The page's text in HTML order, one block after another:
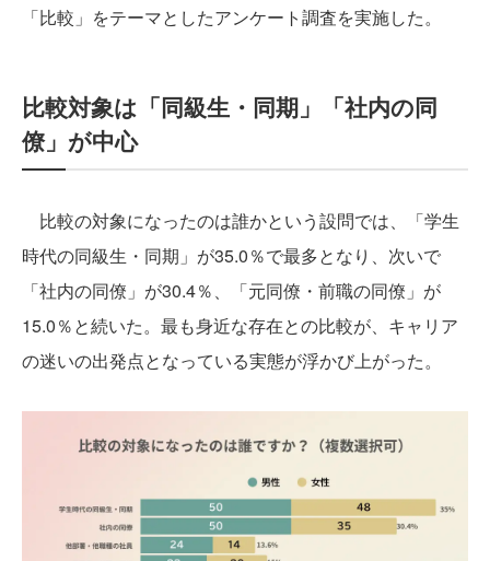
「比較」をテーマとしたアンケート調査を実施した。
比較対象は「同級生・同期」「社内の同
僚」が中心
比較の対象になったのは誰かという設問では、「学生
時代の同級生・同期」が35.0％で最多となり、次いで
「社内の同僚」が30.4％、「元同僚・前職の同僚」が
15.0％と続いた。最も身近な存在との比較が、キャリア
の迷いの出発点となっている実態が浮かび上がった。